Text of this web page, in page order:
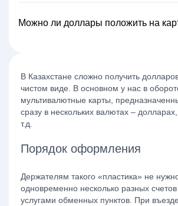
Можно ли доллары положить на
В Казахстане сложно получить
чистом виде. В основном у нас в
мультивалютные карты,
сразу в нескольких валютах –
т.д.
Порядок оформления
Держателям такого «пластика» не
одновременно несколько разных счетов
услугами обменных пунктов. При